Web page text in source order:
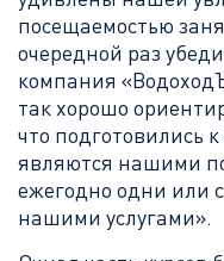
посещаемостью
очередной раз
компания
так хорошо
что подготовились
являются нашими
ежегодно одни или
нашими услугами».